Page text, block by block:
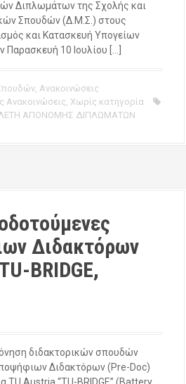
Διπλωμάτων της Σχολής και
Σπουδών (Δ.Μ.Σ.) στους
και Κατασκευή Υπογείων
Παρασκευή 10 Ιουλίου […]
Ανακοινώσεις
Ανακοινώσεις Χωρίς κατηγορία
ΑΠΟΝΟΜΗΣ ΔΙΠΛΩΜΑΤΩΝ
Διδακτόρων
BRIDGE,
διδακτορικών σπουδών
Διδακτόρων (Pre-Doc)
TU Austria “TU-BRIDGE” (Battery